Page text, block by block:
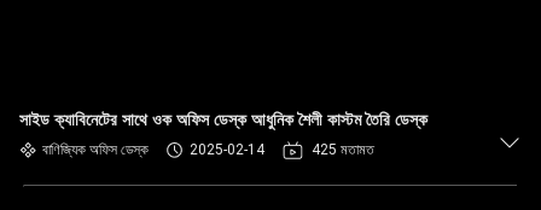
সাইড ক্যাবিনেটের সাথে ওক অফিস ডেস্ক আধুনিক শৈলী কাস্টম তৈরি ডেস্ক
বাণিজ্যিক অফিস ডেস্ক 2025-02-14 425 মতামত